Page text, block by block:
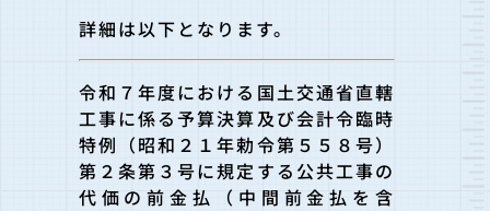
詳細は以下となります。
令和７年度における国土交通省直轄
工事に係る予算決算及び会計令臨時
特例（昭和２１年勅令第５５８号）
第２条第３号に規定する公共工事の
代価の前金払（中間前金払を含